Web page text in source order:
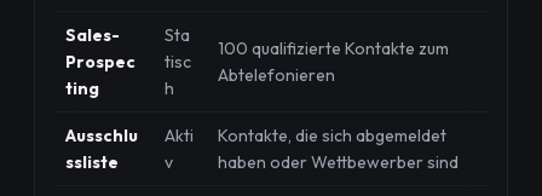
Sales-
Prospec
ting
Sta
tisc
h
100 qualifizierte Kontakte zum
Abtelefonieren
Ausschlu
ssliste
Akti
v
Kontakte, die sich abgemeldet
haben oder Wettbewerber sind